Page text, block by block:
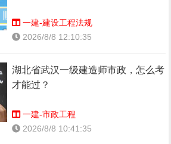
一建-建设工程法规
2026/8/8 12:10:35
湖北省武汉一级建造师市政，怎么考
才能过？
一建-市政工程
2026/8/8 10:41:35